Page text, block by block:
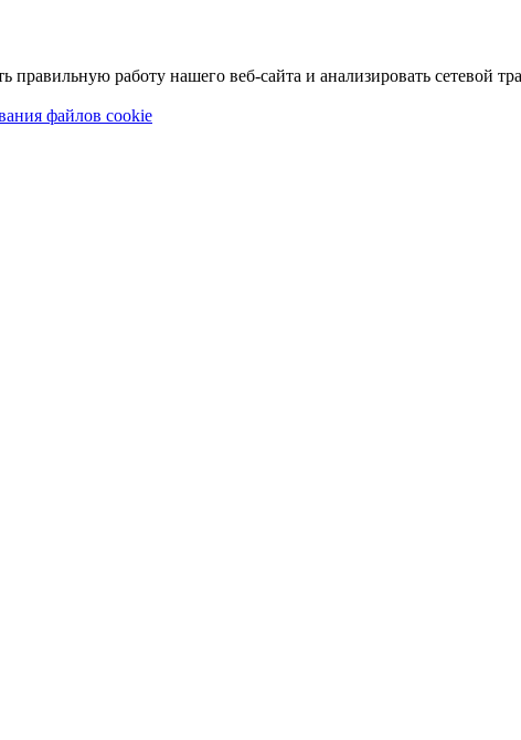
работу нашего веб-сайта и анализировать сетевой
файлов cookie